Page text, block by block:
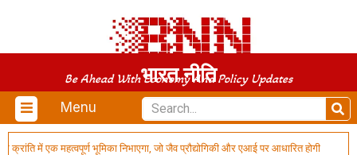
भारत नीति
Be Ahead With Economy And Policy Updates
Menu
में एक महत्वपूर्ण भूमिका निभाएगा, जो जैव प्रौद्योगिकी और एआई पर आधारित होगी